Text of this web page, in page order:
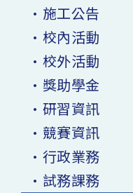
•施工公告
•校內活動
•校外活動
•獎助學金
•研習資訊
•競賽資訊
•行政業務
•試務課務